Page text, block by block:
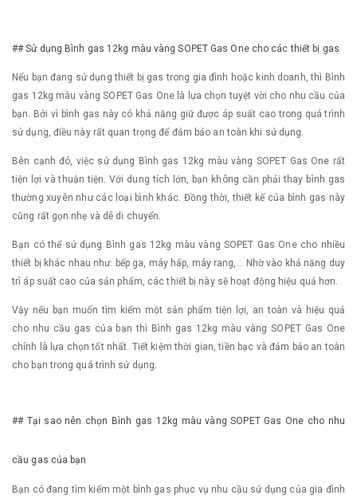
## Sử dụng Bình gas 12kg màu vàng SOPET Gas One cho các thiết bị gas
Nếu bạn đang sử dụng thiết bị gas trong gia đình hoặc kinh doanh, thì Bình
gas 12kg màu vàng SOPET Gas One là lựa chọn tuyệt vời cho nhu cầu của
bạn. Bởi vì bình gas này có khả năng giữ được áp suất cao trong quá trình
sử dụng, điều này rất quan trọng để đảm bảo an toàn khi sử dụng.
Bên cạnh đó, việc sử dụng Bình gas 12kg màu vàng SOPET Gas One rất
tiện lợi và thuận tiện. Với dung tích lớn, bạn không cần phải thay bình gas
thường xuyên như các loại bình khác. Đồng thời, thiết kế của bình gas này
cũng rất gọn nhẹ và dễ di chuyển.
Bạn có thể sử dụng Bình gas 12kg màu vàng SOPET Gas One cho nhiều
thiết bị khác nhau như: bếp ga, máy hấp, máy rang,… Nhờ vào khả năng duy
trì áp suất cao của sản phẩm, các thiết bị này sẽ hoạt động hiệu quả hơn.
Vậy nếu bạn muốn tìm kiếm một sản phẩm tiện lợi, an toàn và hiệu quả
cho nhu cầu gas của bạn thì Bình gas 12kg màu vàng SOPET Gas One
chính là lựa chọn tốt nhất. Tiết kiệm thời gian, tiền bạc và đảm bảo an toàn
cho bạn trong quá trình sử dụng.
## Tại sao nên chọn Bình gas 12kg màu vàng SOPET Gas One cho nhu
cầu gas của bạn
Bạn có đang tìm kiếm một bình gas phục vụ nhu cầu sử dụng của gia đình